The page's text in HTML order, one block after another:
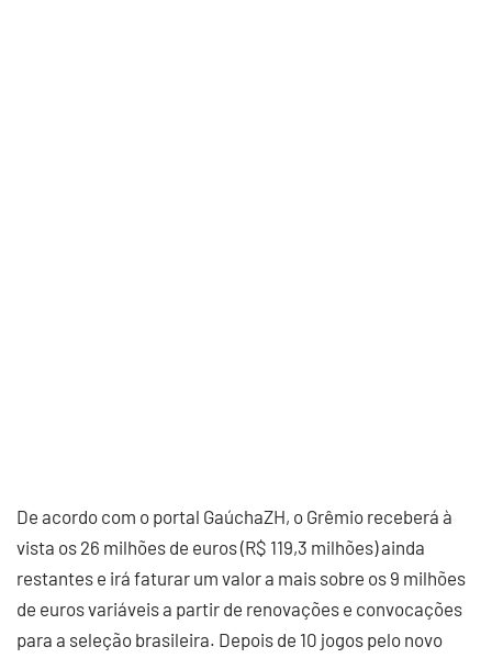
De acordo com o portal GaúchaZH, o Grêmio receberá à
vista os 26 milhões de euros (R$ 119,3 milhões) ainda
restantes e irá faturar um valor a mais sobre os 9 milhões
de euros variáveis a partir de renovações e convocações
para a seleção brasileira. Depois de 10 jogos pelo novo